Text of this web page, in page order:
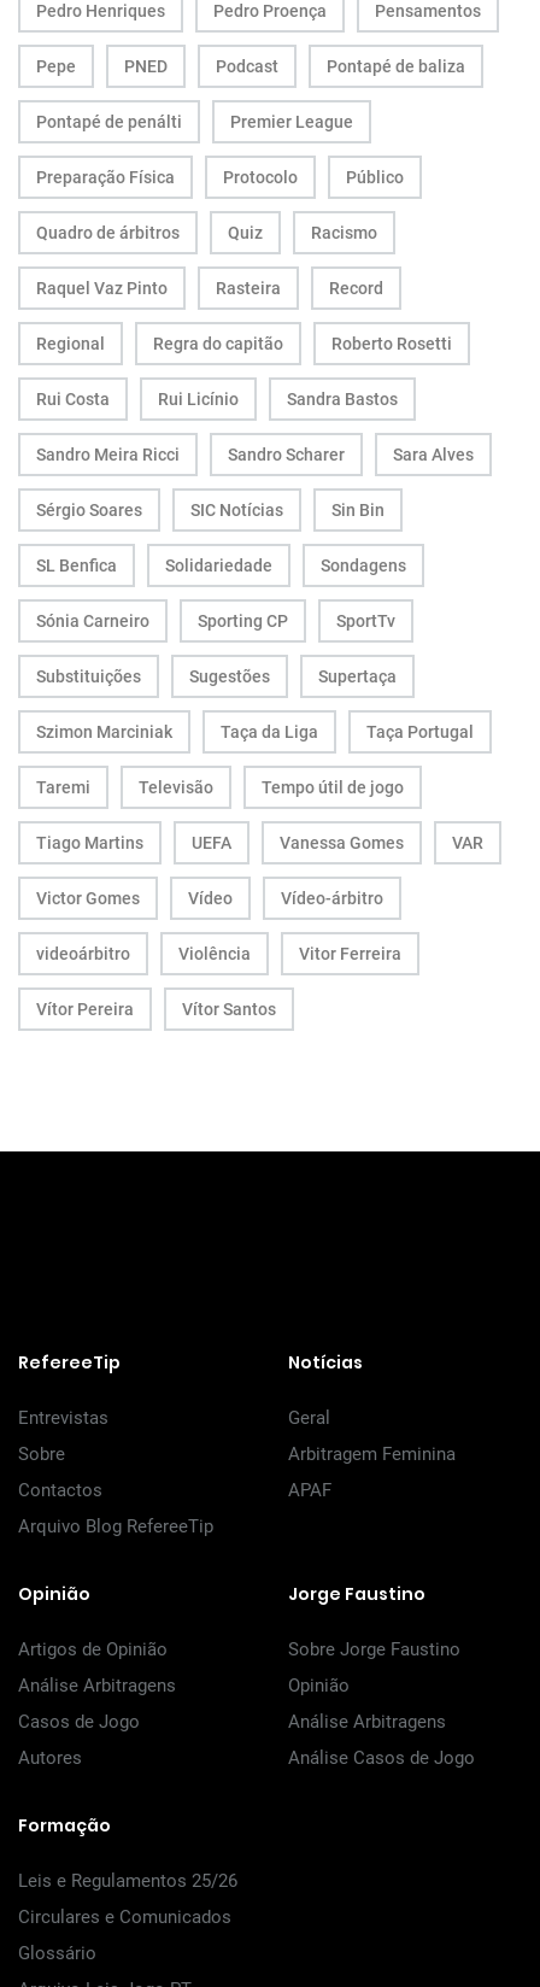
Pedro Henriques Pedro Proença Pensamentos
Pepe PNED Podcast Pontapé de baliza
Pontapé de penálti Premier League
Preparação Física Protocolo Público
Quadro de árbitros Quiz Racismo
Raquel Vaz Pinto Rasteira Record
Regional Regra do capitão Roberto Rosetti
Rui Costa Rui Licínio Sandra Bastos
Sandro Meira Ricci Sandro Scharer Sara Alves
Sérgio Soares SIC Notícias Sin Bin
SL Benfica Solidariedade Sondagens
Sónia Carneiro Sporting CP SportTv
Substituições Sugestões Supertaça
Szimon Marciniak Taça da Liga Taça Portugal
Taremi Televisão Tempo útil de jogo
Tiago Martins UEFA Vanessa Gomes VAR
Victor Gomes Vídeo Vídeo-árbitro
videoárbitro Violência Vitor Ferreira
Vítor Pereira Vítor Santos
RefereeTip
Entrevistas
Sobre
Contactos
Arquivo Blog RefereeTip
Notícias
Geral
Arbitragem Feminina
APAF
Opinião
Artigos de Opinião
Análise Arbitragens
Casos de Jogo
Autores
Jorge Faustino
Sobre Jorge Faustino
Opinião
Análise Arbitragens
Análise Casos de Jogo
Formação
Leis e Regulamentos 25/26
Circulares e Comunicados
Glossário